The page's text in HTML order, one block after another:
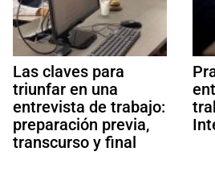
Las claves para
triunfar en una
entrevista de trabajo:
preparación previa,
transcurso y final